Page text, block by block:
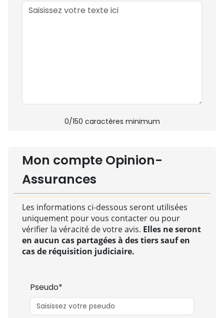
0/150 caractères minimum
Mon compte Opinion-
Assurances
Les informations ci-dessous seront utilisées
uniquement pour vous contacter ou pour
vérifier la véracité de votre avis. Elles ne seront
en aucun cas partagées à des tiers sauf en
cas de réquisition judiciaire.
Pseudo*